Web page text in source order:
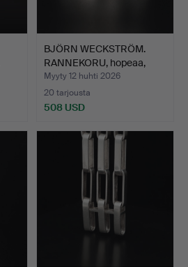
BJÖRN WECKSTRÖM.
RANNEKORU, hopeaa,
”Zelda…
Myyty 12 huhti 2026
20 tarjousta
508 USD